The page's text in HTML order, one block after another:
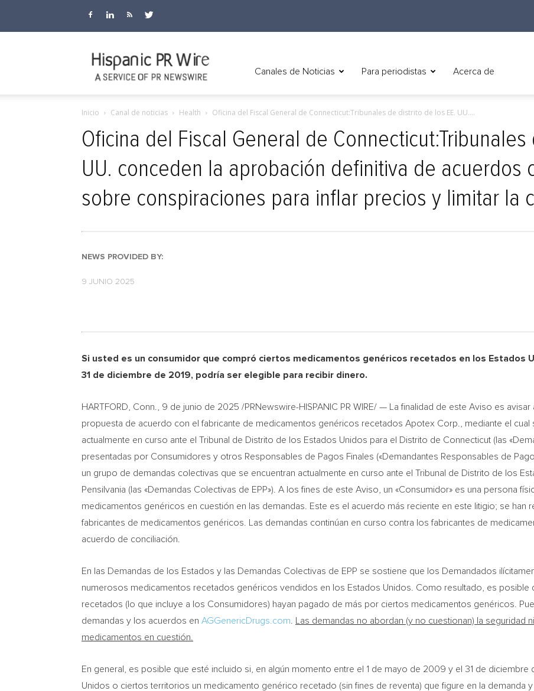
Canales de Noticias Para periodistas Acerca de
Inicio Canal de noticias Health Oficina del Fiscal General de Connecticut:Tribunales de distrito de los EE. UU....
Oficina del Fiscal General de
UU. conceden la aprobación definitiva de acuerdos
sobre conspiraciones para inflar precios y limitar la
NEWS PROVIDED BY:
9 JUNIO 2025
Si usted es un consumidor que compró ciertos medicamentos genéricos recetados en los Estados
31 de diciembre de 2019, podría ser elegible para recibir dinero.
HARTFORD, Conn. 9 de junio de 2025 /PRNewswire-HISPANIC PR WIRE/ — La finalidad de este Aviso es
propuesta de acuerdo con el fabricante de medicamentos genéricos recetados Apotex Corp., mediante el cual
actualmente en curso ante el Tribunal de Distrito de los Estados Unidos para el Distrito de Connecticut (las
presentadas por Consumidores y otros Responsables de Pagos Finales («Demandantes Responsables de
un grupo de demandas colectivas que se encuentran actualmente en curso ante el Tribunal de Distrito de los
Pensilvania (las «Demandas Colectivas de EPP»). A los fines de este Aviso, un «Consumidor» es una persona
medicamentos genéricos en cuestión en las demandas. Este es el acuerdo más reciente en este litigio; se han
fabricantes de medicamentos genéricos. Las demandas continúan en curso contra los fabricantes de
acuerdo de conciliación.
En las Demandas de los Estados y las Demandas Colectivas de EPP se sostiene que los Demandados
numerosos medicamentos recetados genéricos vendidos en los Estados Unidos. Como resultado, es
recetados (lo que incluye a los Consumidores) hayan pagado de más por ciertos medicamentos genéricos.
demandas y los acuerdos en AGGenericDrugs.com
Las demandas no abordan (y no cuestionan) la seguridad
medicamentos en cuestión.
En general, es posible que esté incluido si, en algún momento entre el 1 de mayo de 2009 y el 31 de
Unidos o ciertos territorios un medicamento genérico recetado (sin fines de reventa) que figure en la demanda